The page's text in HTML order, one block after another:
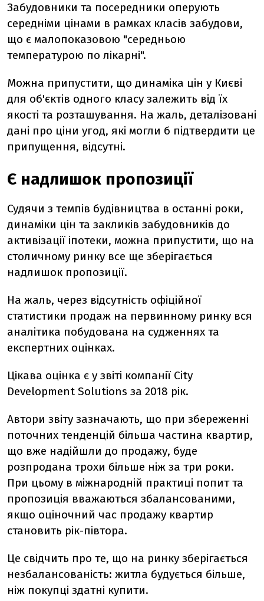
Забудовники та посередники оперують
середніми цінами в рамках класів забудови,
що є малопоказовою "середньою
температурою по лікарні".
Можна припустити, що динаміка цін у Києві
для об'єктів одного класу залежить від їх
якості та розташування. На жаль, деталізовані
дані про ціни угод, які могли б підтвердити це
припущення, відсутні.
Є надлишок пропозиції
Судячи з темпів будівництва в останні роки,
динаміки цін та закликів забудовників до
активізації іпотеки, можна припустити, що на
столичному ринку все ще зберігається
надлишок пропозиції.
На жаль, через відсутність офіційної
статистики продаж на первинному ринку вся
аналітика побудована на судженнях та
експертних оцінках.
Цікава оцінка є у звіті компанії City
Development Solutions за 2018 рік.
Автори звіту зазначають, що при збереженні
поточних тенденцій більша частина квартир,
що вже надійшли до продажу, буде
розпродана трохи більше ніж за три роки.
При цьому в міжнародній практиці попит та
пропозиція вважаються збалансованими,
якщо оціночний час продажу квартир
становить рік-півтора.
Це свідчить про те, що на ринку зберігається
незбалансованість: житла будується більше,
ніж покупці здатні купити.